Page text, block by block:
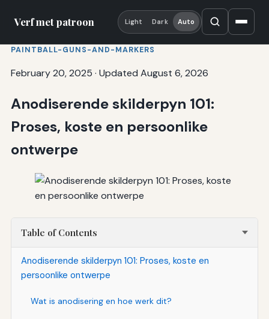
Verf met patroon Light Dark Auto
PAINTBALL-GUNS-AND-MARKERS
February 20, 2025 · Updated August 6, 2026
Anodiserende skilderpyn 101:
Proses, koste en persoonlike
ontwerpe
Table of Contents
Anodiserende skilderpyn 101: Proses, koste en
persoonlike ontwerpe
Wat is anodisering en hoe werk dit?